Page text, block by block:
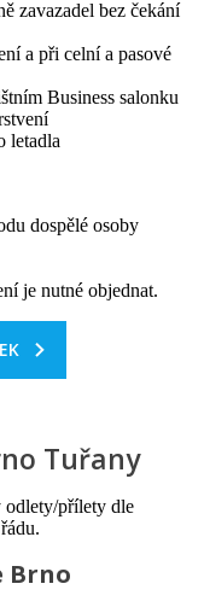
zavazadel bez čekání
a při celní a pasové
Business salonku
letadla
dospělé osoby
je nutné objednat.
Tuřany
odlety/přílety dle
Brno